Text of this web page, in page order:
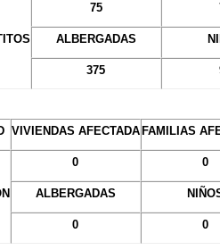
75
ALBERGADAS
375
VIVIENDAS AFECTADA FAMILIAS
0 0
ALBERGADAS
0 0